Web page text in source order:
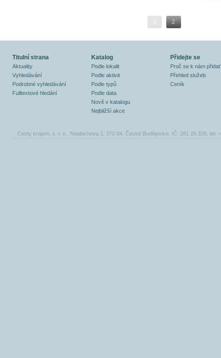
1 2
Titulní strana
Aktuality
Vyhledávání
Podrobné vyhledávání
Fulltextové hledání
Katalog
Podle lokalit
Podle aktivit
Podle typů
Podle data
Nově v katalogu
Nejbližší akce
Přidejte se
Proč se k nám
Přehled služeb
Ceník
Cesty krajem, s. r. o., Neplachova 1, 370 04, České Budějovice, IČ: 281 26 335, tel.